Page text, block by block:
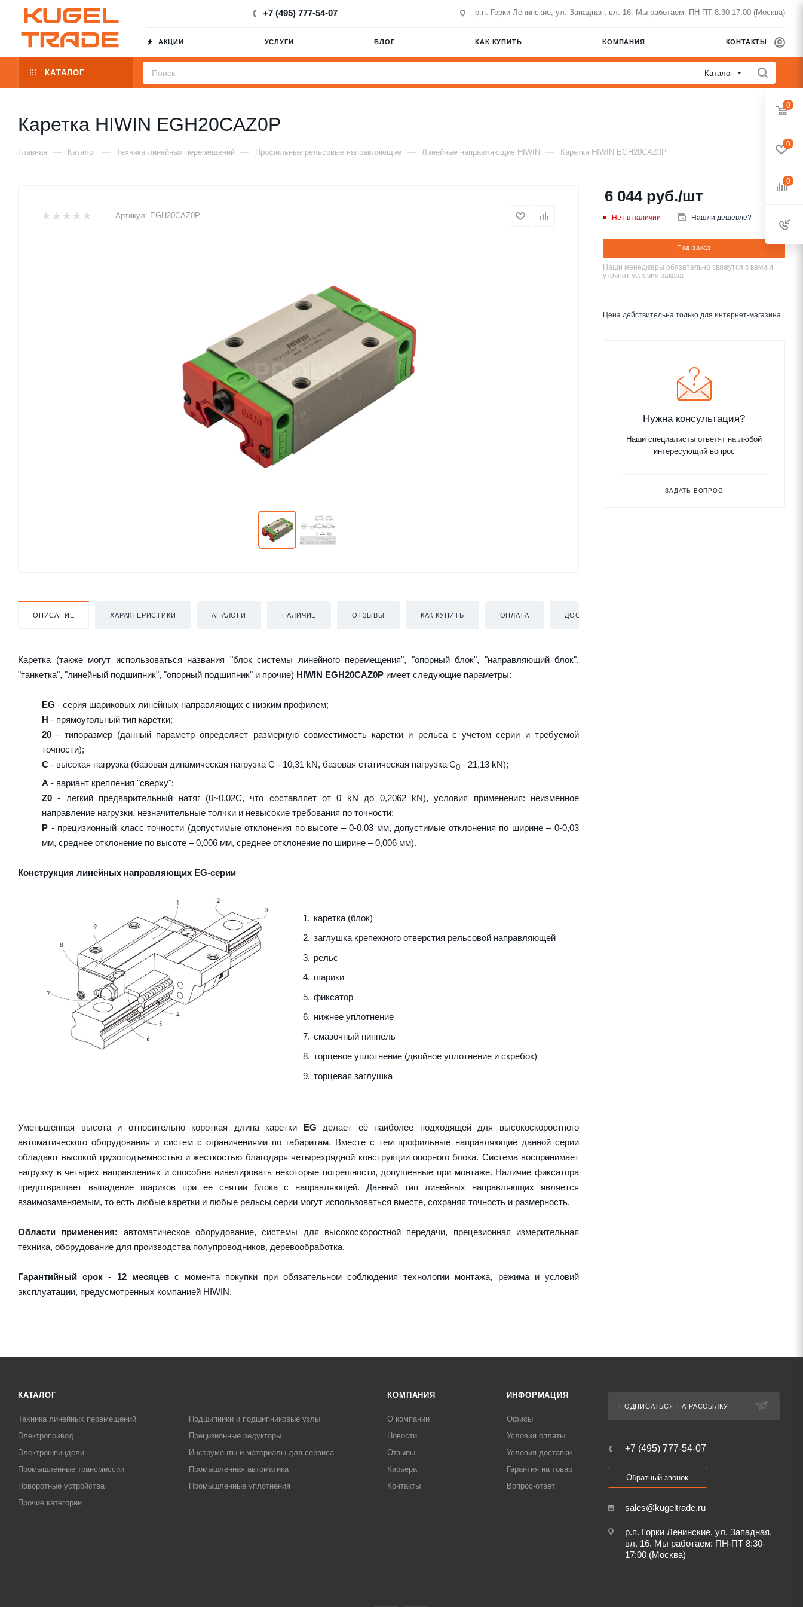
+7 (495) 777-54-07 р.п. Горки Ленинские, ул. Западная, вл. 16. Мы работаем: ПН-ПТ 8:30-17:00 (Москва)
АКЦИИ УСЛУГИ БЛОГ КАК КУПИТЬ КОМПАНИЯ КОНТАКТЫ
КАТАЛОГ Каталог
Каретка HIWIN EGH20CAZ0P
Главная — Каталог — Техника линейных перемещений — Профильные рельсовые направляющие — Линейные направляющие HIWIN — Каретка HIWIN EGH20CAZ0P
Артикул: EGH20CAZ0P
ОПИСАНИЕ ХАРАКТЕРИСТИКИ АНАЛОГИ НАЛИЧИЕ ОТЗЫВЫ КАК КУПИТЬ ОПЛАТА ДОСТАВКА
Каретка (также могут использоваться названия "блок системы линейного перемещения", "опорный блок", "направляющий блок",
"танкетка", "линейный подшипник", "опорный подшипник" и прочие) HIWIN EGH20CAZ0P имеет следующие параметры:
EG - серия шариковых линейных направляющих с низким профилем;
H - прямоугольный тип каретки;
20 - типоразмер (данный параметр определяет размерную совместимость каретки и рельса с учетом серии и требуемой
точности);
C - высокая нагрузка (базовая динамическая нагрузка C - 10,31 kN, базовая статическая нагрузка С0 - 21,13 kN);
A - вариант крепления "сверху";
Z0 - легкий предварительный натяг (0~0,02C, что составляет от 0 kN до 0,2062 kN), условия применения: неизменное
направление нагрузки, незначительные толчки и невысокие требования по точности;
P - прецизионный класс точности (допустимые отклонения по высоте – 0-0,03 мм, допустимые отклонения по ширине – 0-0,03
мм, среднее отклонение по высоте – 0,006 мм, среднее отклонение по ширине – 0,006 мм).
Конструкция линейных направляющих EG-серии
каретка (блок)
заглушка крепежного отверстия рельсовой направляющей
рельс
шарики
фиксатор
нижнее уплотнение
смазочный ниппель
торцевое уплотнение (двойное уплотнение и скребок)
торцевая заглушка
Уменьшенная высота и относительно короткая длина каретки EG делает её наиболее подходящей для высокоскоростного
автоматического оборудования и систем с ограничениями по габаритам. Вместе с тем профильные направляющие данной серии
обладают высокой грузоподъемностью и жесткостью благодаря четырехрядной конструкции опорного блока. Система воспринимает
нагрузку в четырех направлениях и способна нивелировать некоторые погрешности, допущенные при монтаже. Наличие фиксатора
предотвращает выпадение шариков при ее снятии блока с направляющей. Данный тип линейных направляющих является
взаимозаменяемым, то есть любые каретки и любые рельсы серии могут использоваться вместе, сохраняя точность и размерность.
Области применения: автоматическое оборудование, системы для высокоскоростной передачи, прецезионная измерительная
техника, оборудование для производства полупроводников, деревообработка.
Гарантийный срок - 12 месяцевс момента покупки при обязательном соблюдения технологии монтажа, режима и условий
эксплуатации, предусмотренных компанией HIWIN.
6 044руб./шт
Нет в наличии Нашли дешевле?
Под заказ
Наши менеджеры обязательно свяжутся с вами и
уточнят условия заказа
Цена действительна только для интернет-магазина
Нужна консультация?
Наши специалисты ответят на любой
интересующий вопрос
ЗАДАТЬ ВОПРОС
КАТАЛОГ
Техника линейных перемещений
Подшипники и подшипниковые узлы
Электропривод
Прецизионные редукторы
Электрошпиндели
Инструменты и материалы для сервиса
Промышленные трансмиссии
Промышленная автоматика
Поворотные устройства
Промышленные уплотнения
Прочие категории
КОМПАНИЯ
О компании
Новости
Отзывы
Карьера
Контакты
ИНФОРМАЦИЯ
Офисы
Условия оплаты
Условия доставки
Гарантия на товар
Вопрос-ответ
ПОДПИСАТЬСЯ НА РАССЫЛКУ
+7 (495) 777-54-07
Обратный звонок
sales@kugeltrade.ru
р.п. Горки Ленинские, ул. Западная,
вл. 16. Мы работаем: ПН-ПТ 8:30-
17:00 (Москва)
0
0
0